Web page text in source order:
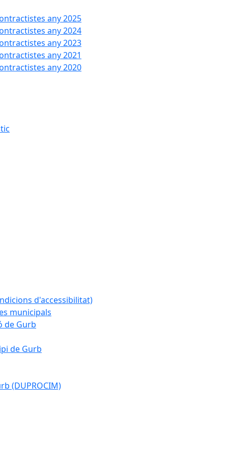
any 2025
any 2024
any 2023
any 2021
any 2020
d'accessibilitat)
municipals
de Gurb
de Gurb
(DUPROCIM)